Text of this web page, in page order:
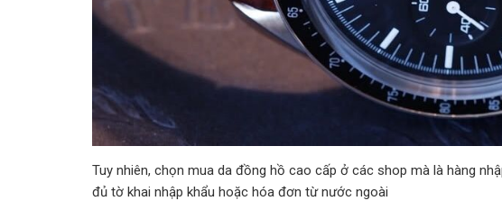
Tuy nhiên, chọn mua da đồng hồ cao cấp ở các shop mà là hàng
đủ tờ khai nhập khẩu hoặc hóa đơn từ nước ngoài